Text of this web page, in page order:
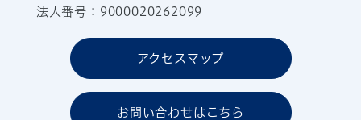
法人番号：9000020262099
アクセスマップ
お問い合わせはこちら